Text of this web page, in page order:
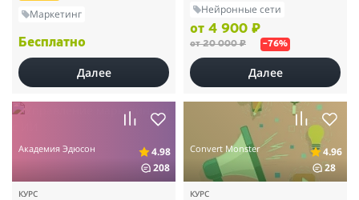
Маркетинг
Бесплатно
Далее
Нейронные сети
от 4 900 ₽
от 20 000 ₽ –76%
Далее
Академия Эдюсон
4.98
208
КУРС
Convert Monster
4.96
28
КУРС